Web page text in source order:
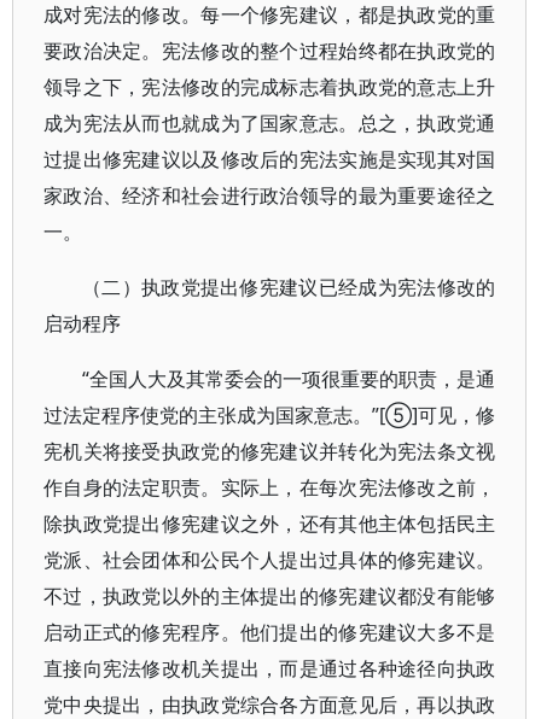
成对宪法的修改。每一个修宪建议，都是执政党的重
要政治决定。宪法修改的整个过程始终都在执政党的
领导之下，宪法修改的完成标志着执政党的意志上升
成为宪法从而也就成为了国家意志。总之，执政党通
过提出修宪建议以及修改后的宪法实施是实现其对国
家政治、经济和社会进行政治领导的最为重要途径之
一。
（二）执政党提出修宪建议已经成为宪法修改的
启动程序
“全国人大及其常委会的一项很重要的职责，是通
过法定程序使党的主张成为国家意志。”[⑤]可见，修
宪机关将接受执政党的修宪建议并转化为宪法条文视
作自身的法定职责。实际上，在每次宪法修改之前，
除执政党提出修宪建议之外，还有其他主体包括民主
党派、社会团体和公民个人提出过具体的修宪建议。
不过，执政党以外的主体提出的修宪建议都没有能够
启动正式的修宪程序。他们提出的修宪建议大多不是
直接向宪法修改机关提出，而是通过各种途径向执政
党中央提出，由执政党综合各方面意见后，再以执政